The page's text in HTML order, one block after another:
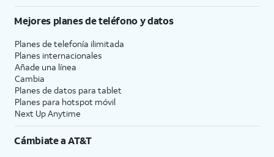
Mejores planes de teléfono y datos
Planes de telefonía ilimitada
Planes internacionales
Añade una línea
Cambia
Planes de datos para tablet
Planes para hotspot móvil
Next Up Anytime
Cámbiate aAT&T